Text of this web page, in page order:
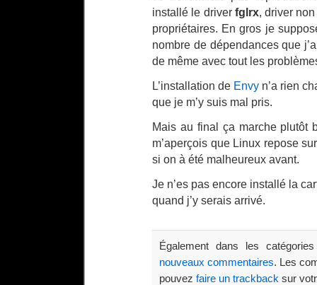
installé le driver fglrx, driver
propriétaires. En gros je
nombre de dépendances que
de même avec tout les
L’installation de Envy n’a rien
que je m’y suis mal pris.
Mais au final ça marche plutôt
m’aperçois que Linux repose
si on à été malheureux avant.
Je n’es pas encore installé la
quand j’y serais arrivé.
Également dans les
nouveaux commentaires. Les
pouvez faire un trackback sur